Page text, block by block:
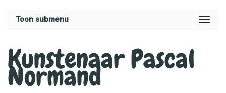
Toon submenu
Kunstenaar Pascal
Normand